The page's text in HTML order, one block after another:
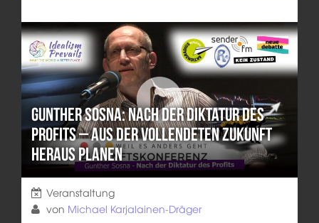
Gunther Sosna: Nach der Diktatur des
Profits – aus der vollendeten Zukunft
heraus planen
Veranstaltung
von Michael Karjalainen-Dräger